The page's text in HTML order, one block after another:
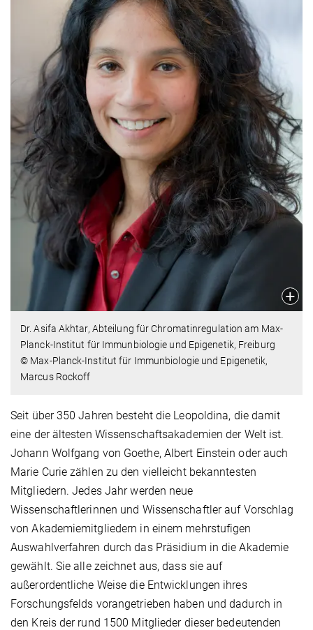
Dr. Asifa Akhtar, Abteilung für Chromatinregulation am Max-
Planck-Institut für Immunbiologie und Epigenetik, Freiburg
© Max-Planck-Institut für Immunbiologie und Epigenetik,
Marcus Rockoff
Seit über 350 Jahren besteht die Leopoldina, die damit
eine der ältesten Wissenschaftsakademien der Welt ist.
Johann Wolfgang von Goethe, Albert Einstein oder auch
Marie Curie zählen zu den vielleicht bekanntesten
Mitgliedern. Jedes Jahr werden neue
Wissenschaftlerinnen und Wissenschaftler auf Vorschlag
von Akademiemitgliedern in einem mehrstufigen
Auswahlverfahren durch das Präsidium in die Akademie
gewählt. Sie alle zeichnet aus, dass sie auf
außerordentliche Weise die Entwicklungen ihres
Forschungsfelds vorangetrieben haben und dadurch in
den Kreis der rund 1500 Mitglieder dieser bedeutenden